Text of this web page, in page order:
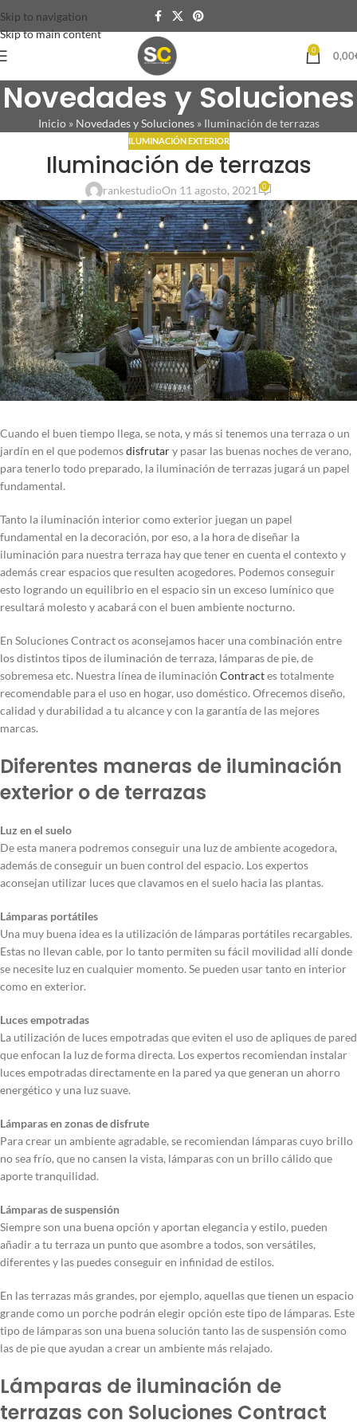
Skip to navigation
Skip to main content
0 0,00
Novedades y Soluciones
Inicio» Novedades y Soluciones» Iluminación de terrazas
ILUMINACIÓN EXTERIOR
Iluminación de terrazas
rankestudioOn 11 agosto, 2021 0
Cuando el buen tiempo llega, se nota, y más si tenemos una terraza o un
jardín en el que podemosdisfrutary pasar las buenas noches de verano,
para tenerlo todo preparado, la iluminación de terrazas jugará un papel
fundamental.
Tanto la iluminación interior como exterior juegan un papel
fundamental en la decoración, por eso, a la hora de diseñar la
iluminación para nuestra terraza hay que tener en cuenta el contexto y
además crear espacios que resulten acogedores. Podemos conseguir
esto logrando un equilibrio en el espacio sin un exceso lumínico que
resultará molesto y acabará con el buen ambiente nocturno.
En Soluciones Contract os aconsejamos hacer una combinación entre
los distintos tipos de iluminación de terraza, lámparas de pie, de
sobremesa etc. Nuestra línea de iluminación Contractes totalmente
recomendable para el uso en hogar, uso doméstico. Ofrecemos diseño,
calidad y durabilidad a tu alcance y con la garantía de las mejores
marcas.
Diferentes maneras de iluminación
exterior o de terrazas
Luz en el suelo
De esta manera podremos conseguir una luz de ambiente acogedora,
además de conseguir un buen control del espacio. Los expertos
aconsejan utilizar luces que clavamos en el suelo hacia las plantas.
Lámparas portátiles
Una muy buena idea es la utilización de lámparas portátiles recargables.
Estas no llevan cable, por lo tanto permiten su fácil movilidad allí donde
se necesite luz en cualquier momento. Se pueden usar tanto en interior
como en exterior.
Luces empotradas
La utilización de luces empotradas que eviten el uso de apliques de pared
que enfocan la luz de forma directa. Los expertos recomiendan instalar
luces empotradas directamente en la pared ya que generan un ahorro
energético y una luz suave.
Lámparas en zonas de disfrute
Para crear un ambiente agradable, se recomiendan lámparas cuyo brillo
no sea frío, que no cansen la vista, lámparas con un brillo cálido que
aporte tranquilidad.
Lámparas de suspensión
Siempre son una buena opción y aportan elegancia y estilo, pueden
añadir a tu terraza un punto que asombre a todos, son versátiles,
diferentes y las puedes conseguir en infinidad de estilos.
En las terrazas más grandes, por ejemplo, aquellas que tienen un espacio
grande como un porche podrán elegir opción este tipo de lámparas. Este
tipo de lámparas son una buena solución tanto las de suspensión como
las de pie que ayudan a crear un ambiente más relajado.
Lámparas de iluminación de
terrazas con Soluciones Contract